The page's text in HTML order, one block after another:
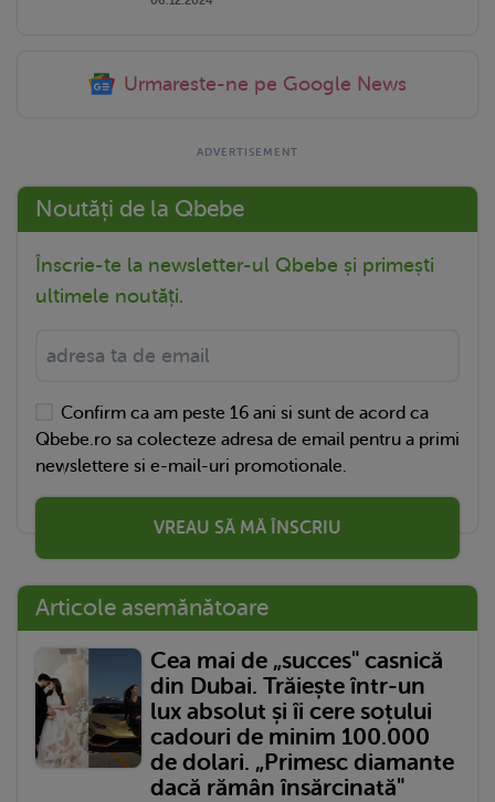
Urmareste-ne pe Google News
Noutăți de la Qbebe
Înscrie-te la newsletter-ul Qbebe și primești
ultimele noutăți.
Confirm ca am peste 16 ani si sunt de acord ca
Qbebe.ro sa colecteze adresa de email pentru a primi
newslettere si e-mail-uri promotionale.
VREAU SĂ MĂ ÎNSCRIU
Articole asemănătoare
Cea mai de „succes" casnică
din Dubai. Trăiește într-un
lux absolut și îi cere soțului
cadouri de minim 100.000
de dolari. „Primesc diamante
dacă rămân însărcinată"